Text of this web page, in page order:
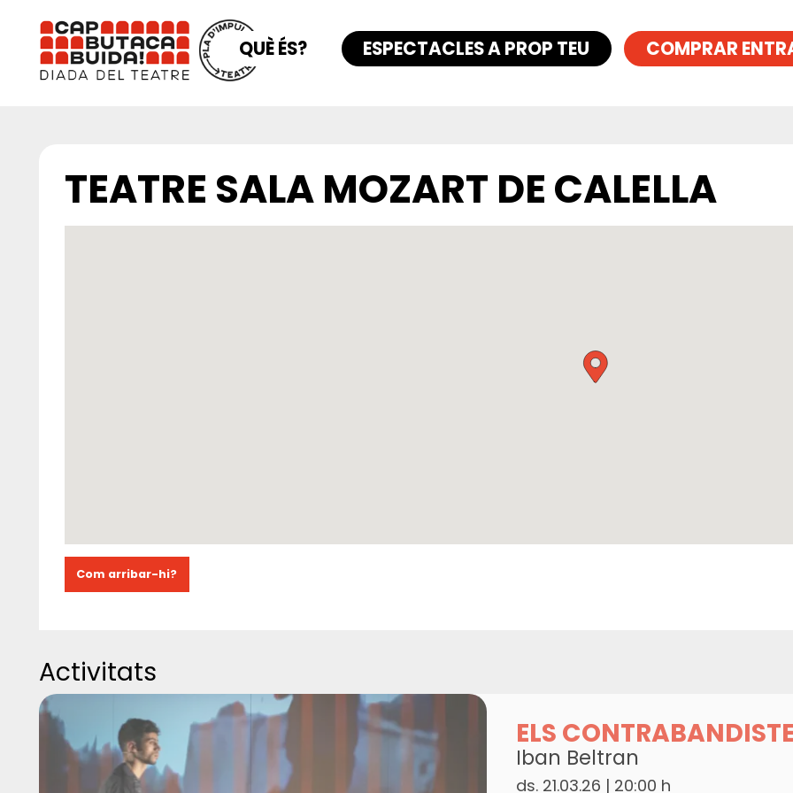
QUÈ ÉS? ESPECTACLES A PROP TEU COMPRAR
TEATRE SALA MOZART DE CALELLA
Com arribar-hi?
Activitats
ELS
Iban Beltran
ds. 21.03.26 | 20:00 h